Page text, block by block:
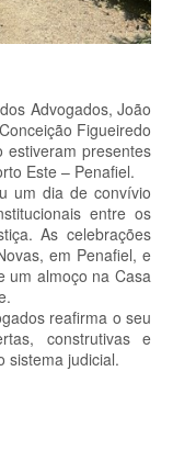
Advogados, João
Figueiredo
estiveram presentes
Este – Penafiel.
um dia de convívio
entre os
As celebrações
em Penafiel, e
um almoço na Casa
reafirma o seu
construtivas e
sistema judicial.